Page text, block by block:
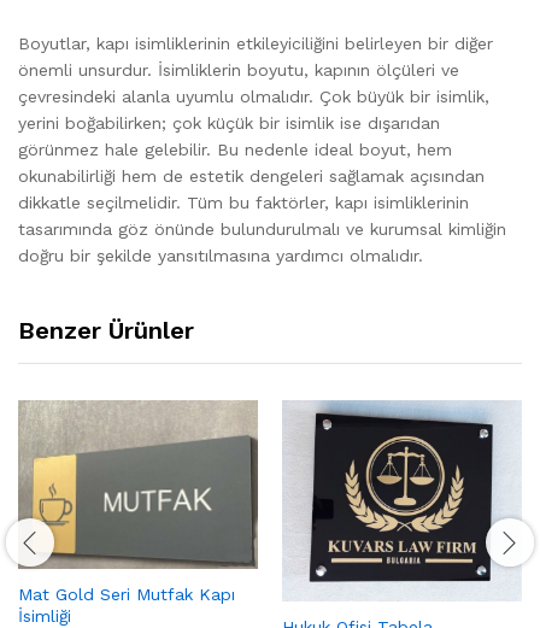
Boyutlar, kapı isimliklerinin etkileyiciliğini belirleyen bir diğer
önemli unsurdur. İsimliklerin boyutu, kapının ölçüleri ve
çevresindeki alanla uyumlu olmalıdır. Çok büyük bir isimlik,
yerini boğabilirken; çok küçük bir isimlik ise dışarıdan
görünmez hale gelebilir. Bu nedenle ideal boyut, hem
okunabilirliği hem de estetik dengeleri sağlamak açısından
dikkatle seçilmelidir. Tüm bu faktörler, kapı isimliklerinin
tasarımında göz önünde bulundurulmalı ve kurumsal kimliğin
doğru bir şekilde yansıtılmasına yardımcı olmalıdır.
Benzer Ürünler
Mat Gold Seri Mutfak Kapı
İsimliği